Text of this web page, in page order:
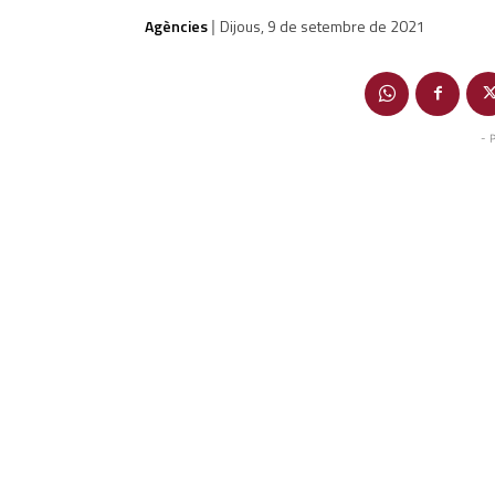
Agències | Dijous, 9 de setembre de 2021
-